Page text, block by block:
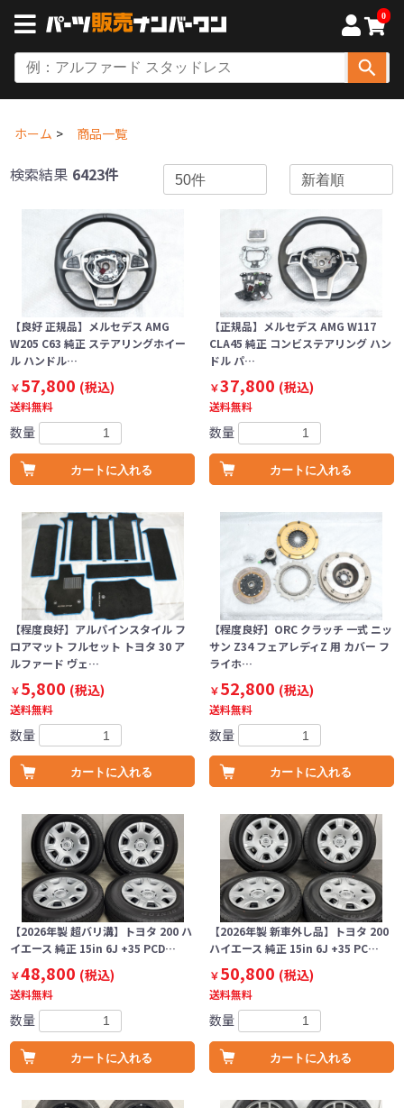
0
ホーム 商品一覧
検索結果 6423件
【良好 正規品】メルセデス AMG
W205 C63 純正 ステアリングホイー
ル ハンドル…
￥57,800 (税込)
送料無料
数量
カートに入れる
【正規品】メルセデス AMG W117
CLA45 純正 コンビステアリング ハン
ドル パ…
￥37,800 (税込)
送料無料
数量
カートに入れる
【程度良好】アルパインスタイル フ
ロアマット フルセット トヨタ 30 ア
ルファード ヴェ…
￥5,800 (税込)
送料無料
数量
カートに入れる
【程度良好】ORC クラッチ 一式 ニッ
サン Z34 フェアレディZ 用 カバー フ
ライホ…
￥52,800 (税込)
送料無料
数量
カートに入れる
【2026年製 超バリ溝】トヨタ 200 ハ
イエース 純正 15in 6J +35 PCD…
￥48,800 (税込)
送料無料
数量
カートに入れる
【2026年製 新車外し品】トヨタ 200
ハイエース 純正 15in 6J +35 PC…
￥50,800 (税込)
送料無料
数量
カートに入れる